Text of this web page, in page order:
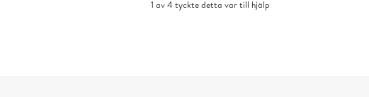
1 av 4 tyckte detta var till hjälp